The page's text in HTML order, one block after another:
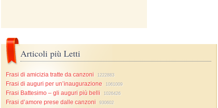
Articoli più Letti
Frasi di amicizia tratte da canzoni 1222883
Frasi di auguri per un’inaugurazione 1061009
Frasi Battesimo – gli auguri più belli 1026426
Frasi d’amore prese dalle canzoni 930602